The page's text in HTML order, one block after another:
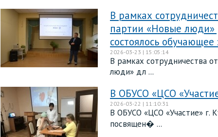
В рамках
партии «Новые люди»
состоялось
2026-03-23 | 15:05:14
В рамках сотрудничества
люди» дл ...
В ОБУСО «ЦСО
2026-03-22 | 11:10:31
В ОБУСО «ЦСО «Участие» г.
посвящен� ...